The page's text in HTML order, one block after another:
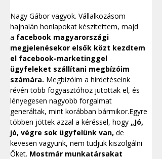
Nagy Gábor vagyok. Vállalkozásom
hajnalán honlapokat készítettem, majd
a facebook magyarországi
megjelenésekor elsők közt kezdtem
el facebook-marketinggel
ügyfeleket szállítani megbízóim
számára. Megbízóim a hirdetéseink
révén több fogyasztóhoz jutottak el, és
lényegesen nagyobb forgalmat
generáltak, mint korábban bármikor.Egyre
többen jöttek azzal a kéréssel, hogy „Jó,
jó, végre sok ügyfelünk van, de
kevesen vagyunk, nem tudjuk kiszolgálni
Őket. Mostmár munkatársakat